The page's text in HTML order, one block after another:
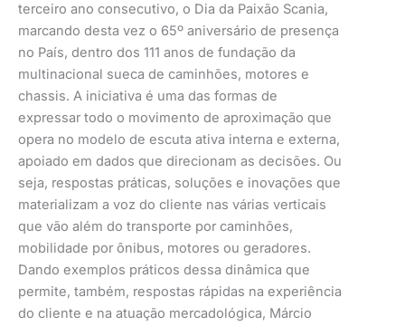
terceiro ano consecutivo, o Dia da Paixão Scania,
marcando desta vez o 65º aniversário de presença
no País, dentro dos 111 anos de fundação da
multinacional sueca de caminhões, motores e
chassis. A iniciativa é uma das formas de
expressar todo o movimento de aproximação que
opera no modelo de escuta ativa interna e externa,
apoiado em dados que direcionam as decisões. Ou
seja, respostas práticas, soluções e inovações que
materializam a voz do cliente nas várias verticais
que vão além do transporte por caminhões,
mobilidade por ônibus, motores ou geradores.
Dando exemplos práticos dessa dinâmica que
permite, também, respostas rápidas na experiência
do cliente e na atuação mercadológica, Márcio